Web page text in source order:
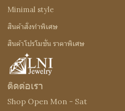
Minimal style
สินค้าสั่งทำพิเศษ
สินค้าโปรโมชั่น ราคาพิเศษ
ติดต่อเรา
Shop Open Mon - Sat